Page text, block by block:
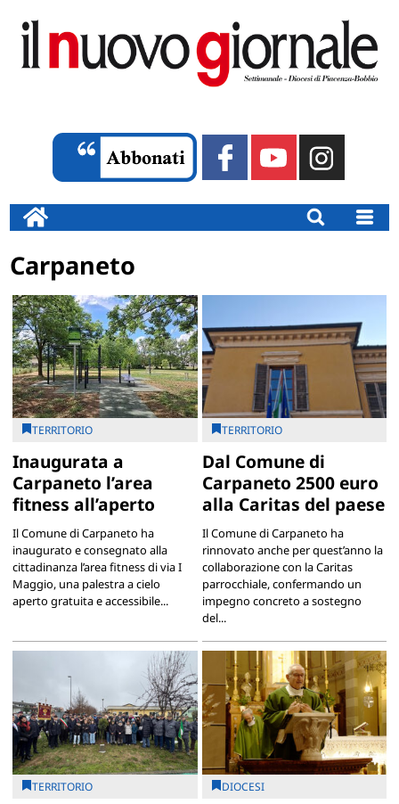
Carpaneto
TERRITORIO
Inaugurata a
Carpaneto l’area
fitness all’aperto
Il Comune di Carpaneto ha
inaugurato e consegnato alla
cittadinanza l’area fitness di via I
Maggio, una palestra a cielo
aperto gratuita e accessibile...
TERRITORIO
Dal Comune di
Carpaneto 2500 euro
alla Caritas del paese
Il Comune di Carpaneto ha
rinnovato anche per quest’anno la
collaborazione con la Caritas
parrocchiale, confermando un
impegno concreto a sostegno
del...
TERRITORIO DIOCESI